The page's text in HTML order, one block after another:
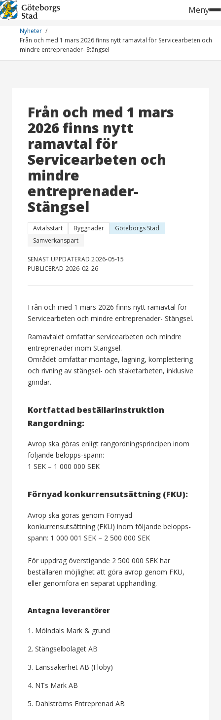
Hoppa
till
innehåll
Meny
Nyheter
Från och med 1 mars 2026 finns nytt ramavtal för Servicearbeten och
mindre entreprenader- Stängsel
Från och med 1 mars
2026 finns nytt
ramavtal för
Servicearbeten och
mindre
entreprenader-
Stängsel
Avtalsstart Byggnader
Göteborgs Stad
Samverkanspart
SENAST UPPDATERAD 2026-05-15
PUBLICERAD 2026-02-26
Från och med 1 mars 2026 finns nytt ramavtal för
Servicearbeten och mindre entreprenader- Stängsel.
Ramavtalet omfattar servicearbeten och mindre
entreprenader inom Stängsel.
Området omfattar montage, lagning, komplettering
och rivning av stängsel- och staketarbeten, inklusive
grindar.
Kortfattad beställarinstruktion
Rangordning:
Avrop ska göras enligt rangordningsprincipen inom
följande belopps-spann:
1 SEK – 1 000 000 SEK
Förnyad konkurrensutsättning (FKU):
Avrop ska göras genom Förnyad
konkurrensutsättning (FKU) inom följande belopps-
spann: 1 000 001 SEK – 2 500 000 SEK
För uppdrag överstigande 2 500 000 SEK har
beställaren möjlighet att göra avrop genom FKU,
eller genomföra en separat upphandling.
Antagna leverantörer
1. Mölndals Mark & grund
2. Stängselbolaget AB
3. Länssakerhet AB (Floby)
4. NTs Mark AB
5. Dahlströms Entreprenad AB